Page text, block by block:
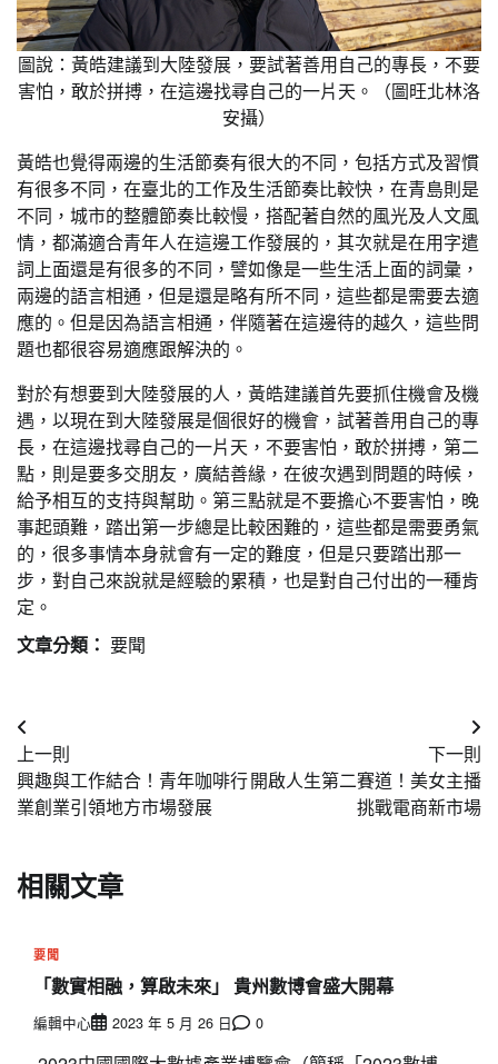
圖說：黃皓建議到大陸發展，要試著善用自己的專長，不要
害怕，敢於拼搏，在這邊找尋自己的一片天。（圖旺北林洛
安攝）
黃皓也覺得兩邊的生活節奏有很大的不同，包括方式及習慣
有很多不同，在臺北的工作及生活節奏比較快，在青島則是
不同，城市的整體節奏比較慢，搭配著自然的風光及人文風
情，都滿適合青年人在這邊工作發展的，其次就是在用字遣
詞上面還是有很多的不同，譬如像是一些生活上面的詞彙，
兩邊的語言相通，但是還是略有所不同，這些都是需要去適
應的。但是因為語言相通，伴隨著在這邊待的越久，這些問
題也都很容易適應跟解決的。
對於有想要到大陸發展的人，黃皓建議首先要抓住機會及機
遇，以現在到大陸發展是個很好的機會，試著善用自己的專
長，在這邊找尋自己的一片天，不要害怕，敢於拼搏，第二
點，則是要多交朋友，廣結善緣，在彼次遇到問題的時候，
給予相互的支持與幫助。第三點就是不要擔心不要害怕，晚
事起頭難，踏出第一步總是比較困難的，這些都是需要勇氣
的，很多事情本身就會有一定的難度，但是只要踏出那一
步，對自己來說就是經驗的累積，也是對自己付出的一種肯
定。
文章分類： 要聞
文
章
導
上一則
興趣與工作結合！青年咖啡行
業創業引領地方市場發展
下一則
開啟人生第二賽道！美女主播
挑戰電商新市場
相關文章
要聞
「數實相融，算啟未來」 貴州數博會盛大開幕
編輯中心 2023 年 5 月 26 日 0